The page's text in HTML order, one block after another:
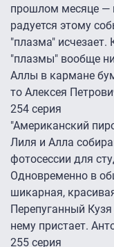
прошлом месяце —
радуется этому
"плазма" исчезает.
"плазмы" вообще
Аллы в кармане
то Алексея
254 серия
"Американский
Лиля и Алла
фотосессии для
Одновременно в
шикарная,
Перепуганный
нему пристает.
255 серия